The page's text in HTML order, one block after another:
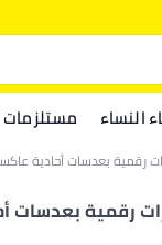
النساء مستلزمات
رقمية بعدسات أحادية
رقمية بعدسات